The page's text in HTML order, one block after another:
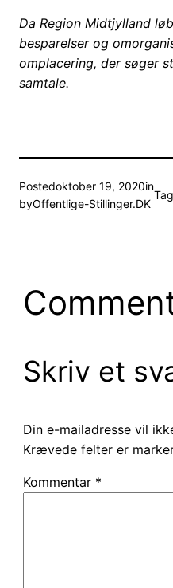
Da Region Midtjylland
besparelser og
omplacering, der søger
samtale.
Postedoktober 19, 2020in
byOffentlige-Stillinger.DK
Skriv et
Din e-mailadresse vil
Krævede felter er
Kommentar *